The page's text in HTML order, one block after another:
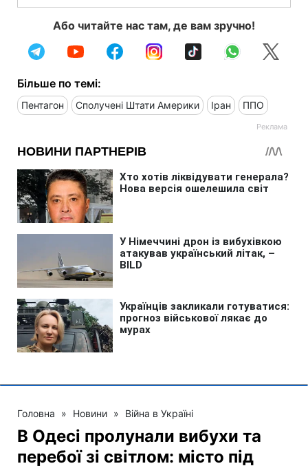
Або читайте нас там, де вам зручно!
Більше по темі:
Пентагон Сполучені Штати Америки Іран ППО
Головна » Новини » Війна в Україні
В Одесі пролунали вибухи та
перебої зі світлом: місто під